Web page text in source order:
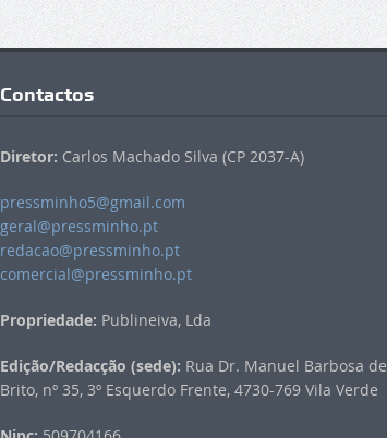
Contactos
Diretor: Carlos Machado Silva (CP 2037-A)
pressminho5@gmail.com
geral@pressminho.pt
redacao@pressminho.pt
comercial@pressminho.pt
Propriedade: Publineiva, Lda
Edição/Redacção (sede): Rua Dr. Manuel Barbosa de
Brito, nº 35, 3º Esquerdo Frente, 4730-769 Vila Verde